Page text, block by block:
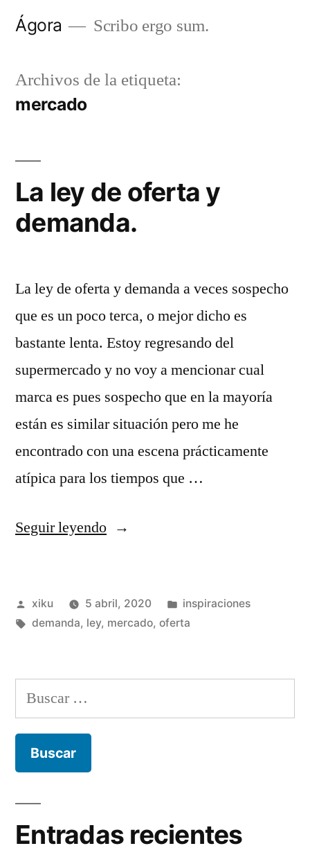
Saltar
Ágora Scribo ergo sum.
Archivos de la etiqueta:
mercado
La ley de oferta y
demanda.
La ley de oferta y demanda a veces sospecho
que es un poco terca, o mejor dicho es
bastante lenta. Estoy regresando del
supermercado y no voy a mencionar cual
marca es pues sospecho que en la mayoría
están es similar situación pero me he
encontrado con una escena prácticamente
atípica para los tiempos que …
Seguir leyendo«La
oferta
Publicado
por
xiku 5 abril, 2020
Publicado
en
inspiraciones
Etiquetas:
demanda, ley, mercado, oferta
Buscar:
Entradas recientes